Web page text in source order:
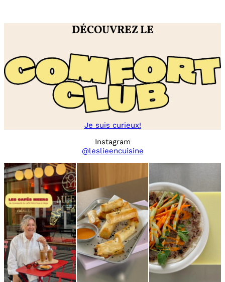
DÉCOUVREZ LE
Je suis curieux!
Instagram
@leslieencuisine